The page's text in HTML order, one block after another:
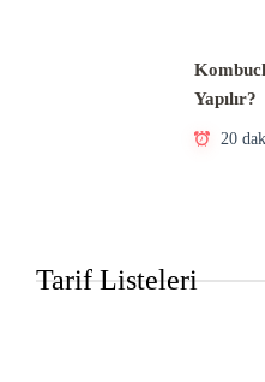
Yapılır?
20
Tarif Listeleri